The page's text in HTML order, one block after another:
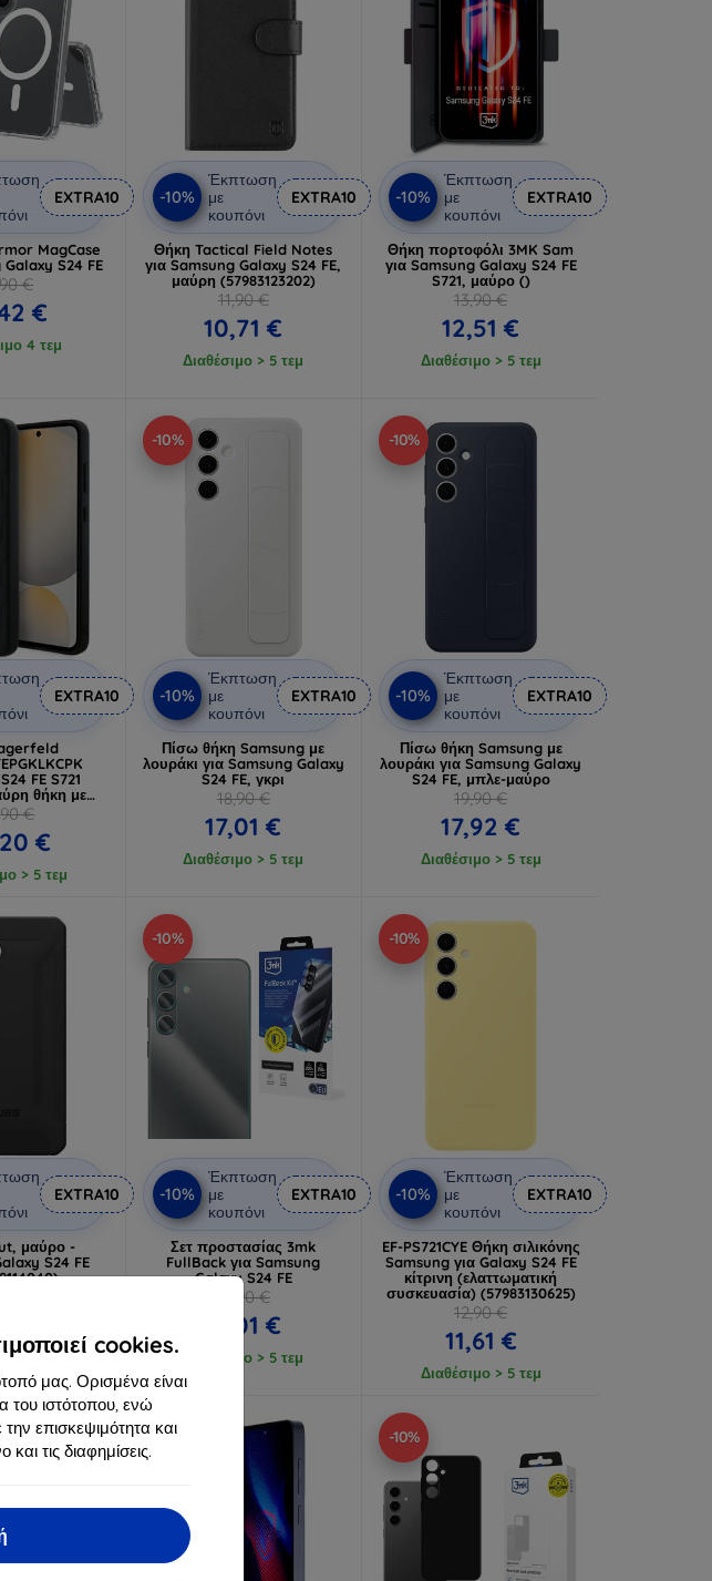
cookies.
μας. Ορισμένα είναι
του ιστότοπου, ενώ
επισκεψιμότητα και
τις διαφημίσεις.
EXTRA10
MagCase
Galaxy S24 FE
€
€
4 τεμ
-10%
Έκπτωση
με
κουπόνι
EXTRA10
Θήκη Tactical Field Notes
για Samsung Galaxy S24 FE,
μαύρη (57983123202)
11,90 €
10,71 €
Διαθέσιμο > 5 τεμ
-10%
Έκπτωση
με
κουπόνι
EXTRA10
Θήκη πορτοφόλι 3MK Sam
για Samsung Galaxy S24 FE
S721, μαύρο ()
13,90 €
12,51 €
Διαθέσιμο > 5 τεμ
EXTRA10
FE S721
θήκη με
Head Pin
€
€
> 5 τεμ
-10%
-10%
Έκπτωση
με
κουπόνι
EXTRA10
Πίσω θήκη Samsung με
λουράκι για Samsung Galaxy
S24 FE, γκρι
18,90 €
17,01 €
Διαθέσιμο > 5 τεμ
-10%
-10%
Έκπτωση
με
κουπόνι
EXTRA10
Πίσω θήκη Samsung με
λουράκι για Samsung Galaxy
S24 FE, μπλε-μαύρο
19,90 €
17,92 €
Διαθέσιμο > 5 τεμ
EXTRA10
μαύρο -
S24 FE
2 τεμ
-10%
-10%
Έκπτωση
με
κουπόνι
EXTRA10
Σετ προστασίας 3mk
FullBack για Samsung
Galaxy S24 FE
18,90 €
17,01 €
Διαθέσιμο > 5 τεμ
-10%
-10%
Έκπτωση
με
κουπόνι
EXTRA10
EF-PS721CYE Θήκη σιλικόνης
Samsung για Galaxy S24 FE
κίτρινη (ελαττωματική
συσκευασία) (57983130625)
12,90 €
11,61 €
Διαθέσιμο > 5 τεμ
-10% -10%